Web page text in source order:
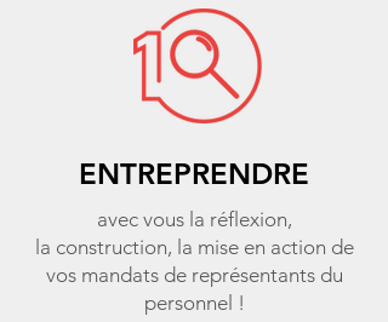
ENTREPRENDRE
avec vous la réflexion,
la construction, la mise en action de
vos mandats de représentants du
personnel !